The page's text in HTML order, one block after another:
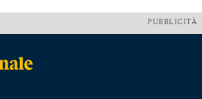
PUBBLICITÀ